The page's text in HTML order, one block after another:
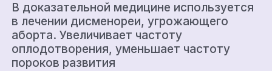
В доказательной медицине используется
в лечении дисменореи, угрожающего
аборта. Увеличивает частоту
оплодотворения, уменьшает частоту
пороков развития